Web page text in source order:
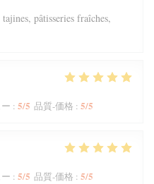
pâtisseries fraîches,
: 5/5 品質-価格 : 5/5
: 5/5 品質-価格 : 5/5